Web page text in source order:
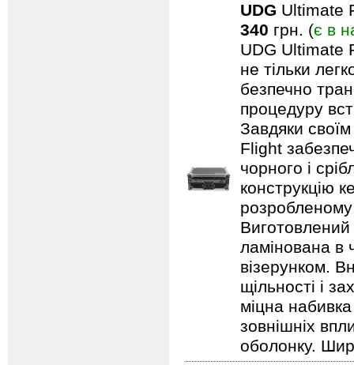
UDG Ultimate
340 грн. (є в
UDG Ultimate
не тільки
безпечно
процедуру
Завдяки
Flight
чорного і
конструкцію
ламінована в
візерунком.
щільності і
міцна
зовнішніх
оболонку.